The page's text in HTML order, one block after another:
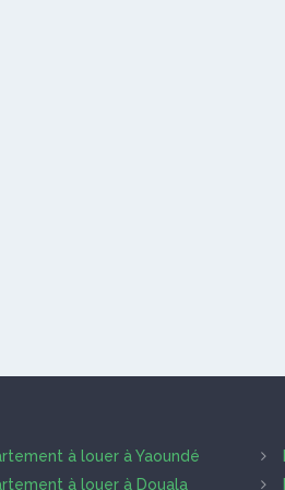
à louer à Yaoundé
à louer à Douala